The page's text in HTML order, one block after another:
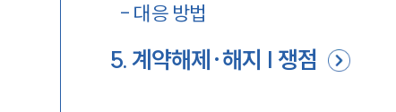
- 대응 방법
5.계약해제·해지 | 쟁점